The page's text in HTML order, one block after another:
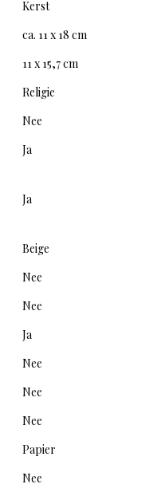
Kerst
ca. 11 x 18 cm
11 x 15,7 cm
Religie
Nee
Ja
Ja
Beige
Nee
Nee
Ja
Nee
Nee
Nee
Papier
Nee